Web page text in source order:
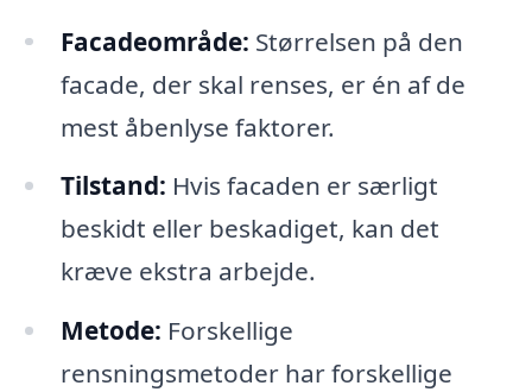
Facadeområde: Størrelsen på den
facade, der skal renses, er én af de
mest åbenlyse faktorer.
Tilstand: Hvis facaden er særligt
beskidt eller beskadiget, kan det
kræve ekstra arbejde.
Metode: Forskellige
rensningsmetoder har forskellige